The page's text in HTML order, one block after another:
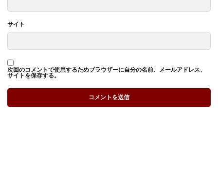
サイト
次回のコメントで使用するためブラウザーに自分の名前、メールアドレス、
サイトを保存する。